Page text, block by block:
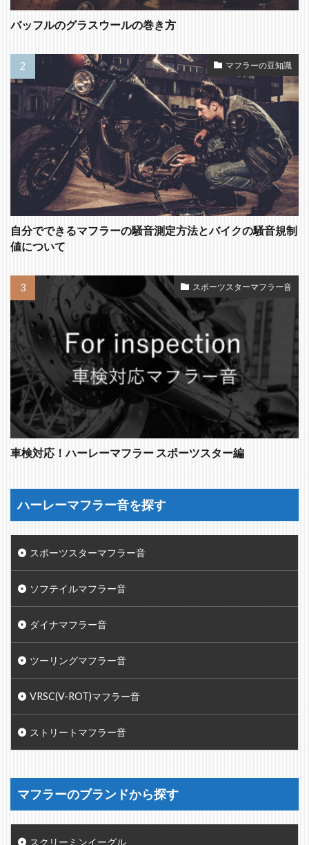
バッフルのグラスウールの巻き方
マフラーの豆知識
自分でできるマフラーの騒音測定方法とバイクの騒音規制
値について
スポーツスターマフラー音
車検対応！ハーレーマフラー スポーツスター編
ハーレーマフラー音を探す
スポーツスターマフラー音
ソフテイルマフラー音
ダイナマフラー音
ツーリングマフラー音
VRSC(V-ROT)マフラー音
ストリートマフラー音
マフラーのブランドから探す
スクリーミンイーグル